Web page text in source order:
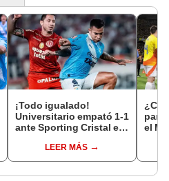
¡Todo igualado!
Universitario empató 1-1
ante Sporting Cristal en
por el Torneo Clausura
de la Liga 1 2026
LEER MÁS
el